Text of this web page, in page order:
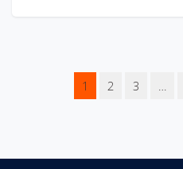
1 2 3 …